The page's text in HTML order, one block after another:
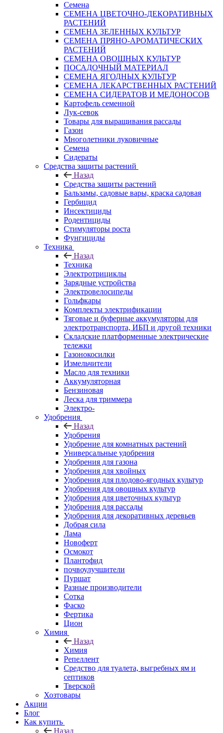
Семена
СЕМЕНА ЦВЕТОЧНО-ДЕКОРАТИВНЫХ
РАСТЕНИЙ
СЕМЕНА ЗЕЛЕННЫХ КУЛЬТУР
СЕМЕНА ПРЯНО-АРОМАТИЧЕСКИХ
РАСТЕНИЙ
СЕМЕНА ОВОЩНЫХ КУЛЬТУР
ПОСАДОЧНЫЙ МАТЕРИАЛ
СЕМЕНА ЯГОДНЫХ КУЛЬТУР
СЕМЕНА ЛЕКАРСТВЕННЫХ РАСТЕНИЙ
СЕМЕНА СИДЕРАТОВ И МЕДОНОСОВ
Картофель семенной
Лук-севок
Товары для выращивания рассады
Газон
Многолетники луковичные
Семена
Сидераты
Средства защиты растений
Назад
Средства защиты растений
Бальзамы, садовые вары, краска садовая
Гербицид
Инсектициды
Родентициды
Стимуляторы роста
Фунгициды
Техника
Назад
Техника
Электротрициклы
Зарядные устройства
Электровелосипеды
Гольфкары
Комплекты электрификации
Тяговые и буферные аккумуляторы для
электротранспорта, ИБП и другой техники
Складские платформенные электрические
тележки
Газонокосилки
Измельчители
Масло для техники
Аккумуляторная
Бензиновая
Леска для триммера
Электро-
Удобрения
Назад
Удобрения
Удобрение для комнатных растений
Универсальные удобрения
Удобрения для газона
Удобрения для хвойных
Удобрения для плодово-ягодных культур
Удобрения для овощных культур
Удобрения для цветочных культур
Удобрения для рассады
Удобрения для декоративных деревьев
Добрая сила
Лама
Новоферт
Осмокот
Плантофид
почвоулучшители
Пуршат
Разные производители
Сотка
Фаско
Фертика
Цион
Химия
Назад
Химия
Репеллент
Средство для туалета, выгребных ям и
септиков
Тверской
Хозтовары
Акции
Блог
Как купить
Назад